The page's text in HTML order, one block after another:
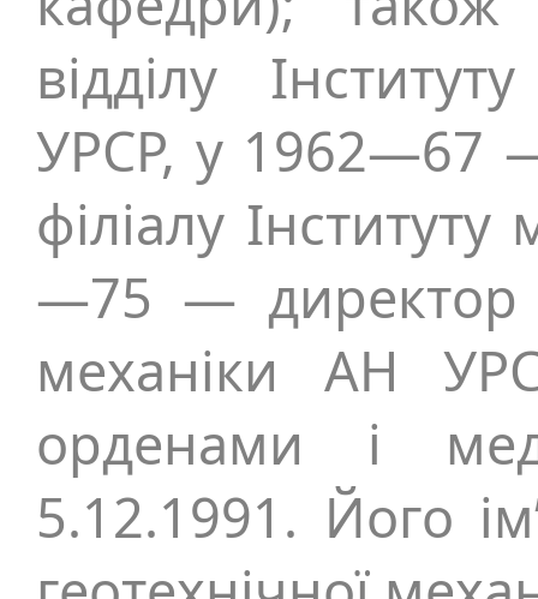
відділу
УРСР, у 1962—67
філіалу
—75 — директор
механіки АН
орденами і
5.12.1991. Його